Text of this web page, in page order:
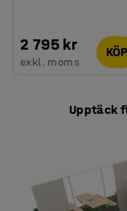
2 795 kr
exkl. moms
KÖP
Upptäck